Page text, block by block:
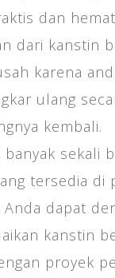
dan
dari kanstin
karena
ulang
kembali.
banyak sekali
tersedia di
Anda dapat
kanstin
proyek